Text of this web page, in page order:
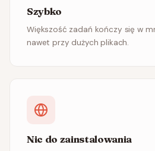
Szybko
Większość zadań kończy się w
nawet przy dużych plikach.
Nic do zainstalowania